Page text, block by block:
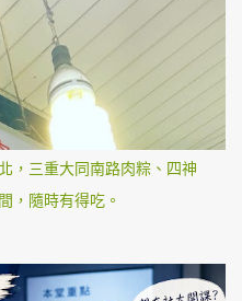
，三重大同南路肉粽、四神
，隨時有得吃。